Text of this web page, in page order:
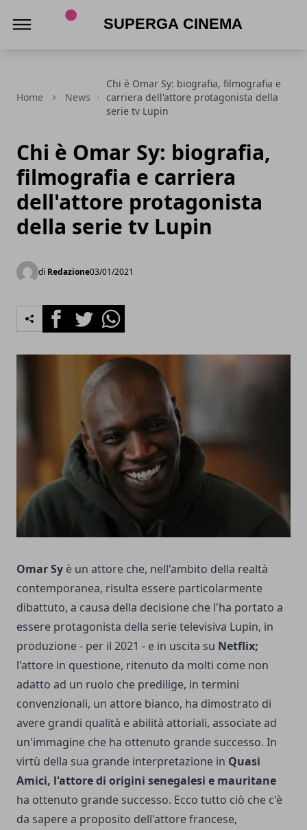
Home News
Chi è Omar Sy: biografia, filmografia e
carriera dell'attore protagonista della
serie tv Lupin
Chi è Omar Sy: biografia,
filmografia e carriera
dell'attore protagonista
della serie tv Lupin
di Redazione03/01/2021
FacebookTwitterWhatsapp
Omar Sy è un attore che, nell'ambito della realtà
contemporanea, risulta essere particolarmente
dibattuto, a causa della decisione che l'ha portato a
essere protagonista della serie televisiva Lupin, in
produzione - per il 2021 - e in uscita su Netflix;
l'attore in questione, ritenuto da molti come non
adatto ad un ruolo che predilige, in termini
convenzionali, un attore bianco, ha dimostrato di
avere grandi qualità e abilità attoriali, associate ad
un'immagine che ha ottenuto grande successo. In
virtù della sua grande interpretazione in Quasi
Amici, l'attore di origini senegalesi e mauritane
ha ottenuto grande successo. Ecco tutto ciò che c'è
da sapere a proposito dell'attore francese,